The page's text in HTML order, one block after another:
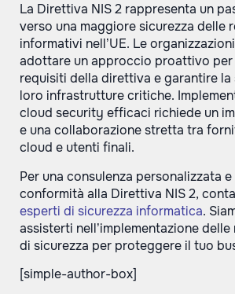
La Direttiva NIS 2 rappresenta un
verso una maggiore sicurezza delle
informativi nell’UE. Le
adottare un approccio proattivo per
requisiti della direttiva e garantire la
loro infrastrutture critiche.
cloud security efficaci richiede un
e una collaborazione stretta tra
cloud e utenti finali.
Per una consulenza personalizzata
conformità alla Direttiva NIS 2,
esperti di sicurezza informatica.
assisterti nell’implementazione
di sicurezza per proteggere il tuo
[simple-author-box]